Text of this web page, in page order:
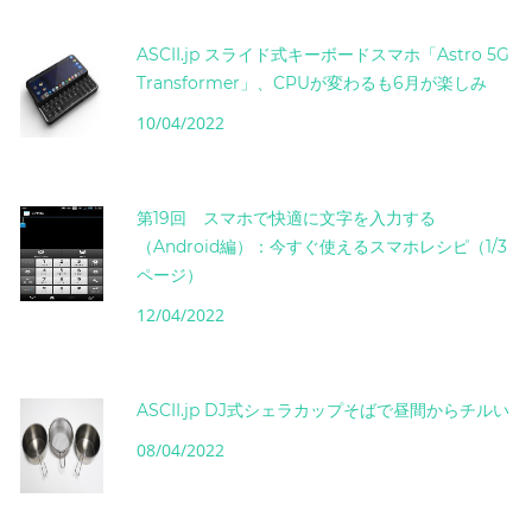
ASCII.jp スライド式キーボードスマホ「Astro 5G
Transformer」、CPUが変わるも6月が楽しみ
10/04/2022
第19回 スマホで快適に文字を入力する
（Android編）：今すぐ使えるスマホレシピ（1/3
ページ）
12/04/2022
ASCII.jp DJ式シェラカップそばで昼間からチルい
08/04/2022